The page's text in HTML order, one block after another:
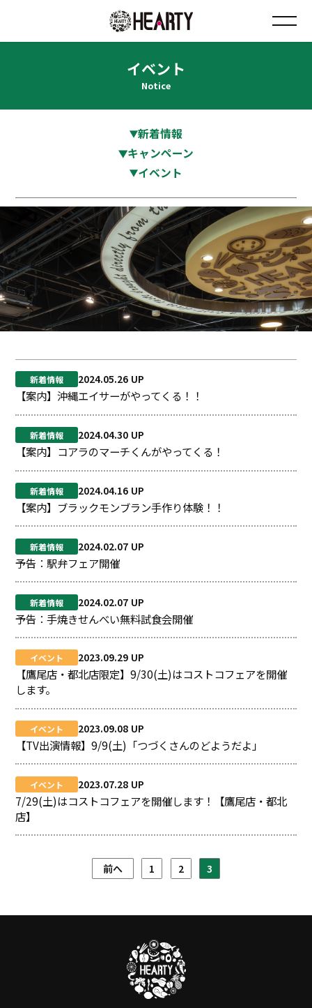
チラシ情報
採用について
Instagram
イベント
Notice
新着情報
キャンペーン
イベント
新着情報 2024.05.26
【案内】沖縄エイサーがやってくる！！
新着情報 2024.04.30
【案内】コアラのマーチくんがやってくる！
新着情報 2024.04.16
【案内】ブラックモンブラン手作り体験！！
新着情報 2024.02.07
予告：駅弁フェア開催
新着情報 2024.02.07
予告：手焼きせんべい無料試食会開催
イベント 2023.09.29
【鷹尾店・都北店限定】9/30(土)はコストコフェアを開催
します。
イベント 2023.09.08
【TV出演情報】9/9(土)「つづくさんのどようだよ」
イベント 2023.07.28
7/29(土)はコストコフェアを開催します！【鷹尾店・都北
店】
前へ 1 2 3